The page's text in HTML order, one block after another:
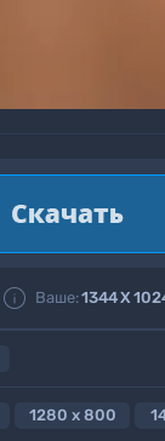
 Ваше:1344X
1280 x 800